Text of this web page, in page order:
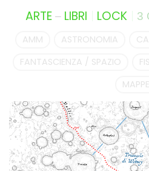
ARTE– LIBRI LOCK 3
AMM ASTRONOMIA
FANTASCIENZA / SPAZIO
MAPPE